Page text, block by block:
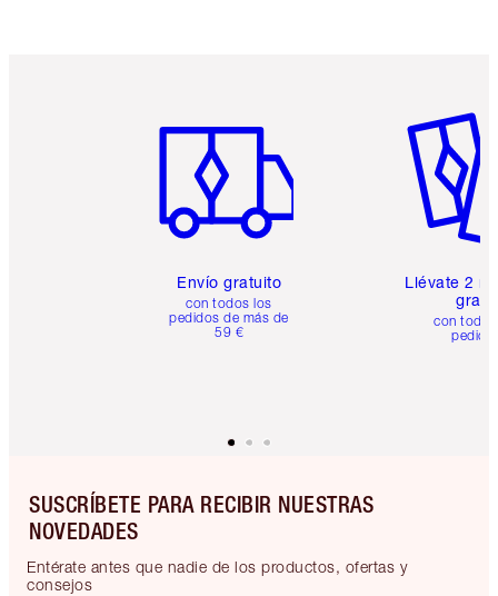
Envío gratuito
con todos los
pedidos de más de
59 €
Llévate 2
gratis
con
SUSCRÍBETE PARA RECIBIR NUESTRAS
NOVEDADES
Entérate antes que nadie de los productos, ofertas y
consejos